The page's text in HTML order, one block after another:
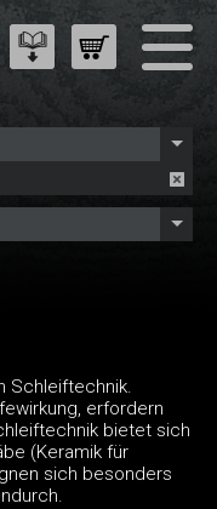
Schleiftechnik.
erfordern
bietet sich
(Keramik für
sich besonders